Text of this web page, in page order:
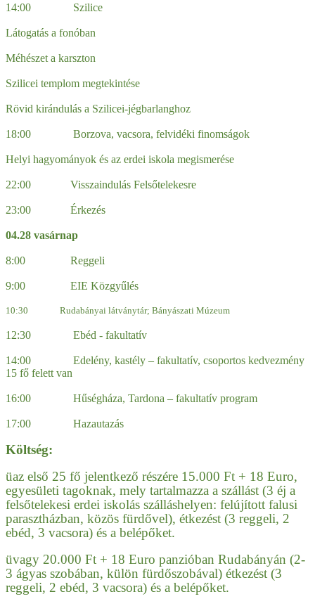
14:00 Szilice
Látogatás a fonóban
Méhészet a karszton
Szilicei templom megtekintése
Rövid kirándulás a Szilicei-jégbarlanghoz
18:00 Borzova, vacsora, felvidéki finomságok
Helyi hagyományok és az erdei iskola megismerése
22:00 Visszaindulás Felsőtelekesre
23:00 Érkezés
04.28 vasárnap
8:00 Reggeli
9:00 EIE Közgyűlés
10:30 Rudabányai látványtár; Bányászati Múzeum
12:30 Ebéd - fakultatív
14:00 Edelény, kastély – fakultatív, csoportos kedvezmény
15 fő felett van
16:00 Hűségháza, Tardona – fakultatív program
17:00 Hazautazás
Költség:
üaz első 25 fő jelentkező részére 15.000 Ft + 18 Euro,
egyesületi tagoknak, mely tartalmazza a szállást (3 éj a
felsőtelekesi erdei iskolás szálláshelyen: felújított falusi
parasztházban, közös fürdővel), étkezést (3 reggeli, 2
ebéd, 3 vacsora) és a belépőket.
üvagy 20.000 Ft + 18 Euro panzióban Rudabányán (2-
3 ágyas szobában, külön fürdőszobával) étkezést (3
reggeli, 2 ebéd, 3 vacsora) és a belépőket.